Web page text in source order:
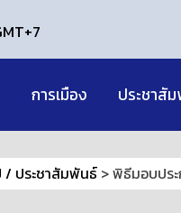
การเมือง ประชาสั
/ ประชาสัมพันธ์ >พิธีมอบปร